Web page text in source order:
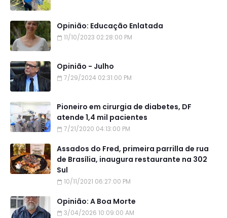
Opinião: Educação Enlatada
11/10/2023 02:28:00 PM
Opinião - Julho
7/29/2024 02:31:00 PM
Pioneiro em cirurgia de diabetes, DF
atende 1,4 mil pacientes
7/21/2020 04:13:00 PM
Assados do Fred, primeira parrilla de rua
de Brasília, inaugura restaurante na 302
Sul
10/11/2021 06:27:00 PM
Opinião: A Boa Morte
3/04/2026 10:09:00 AM